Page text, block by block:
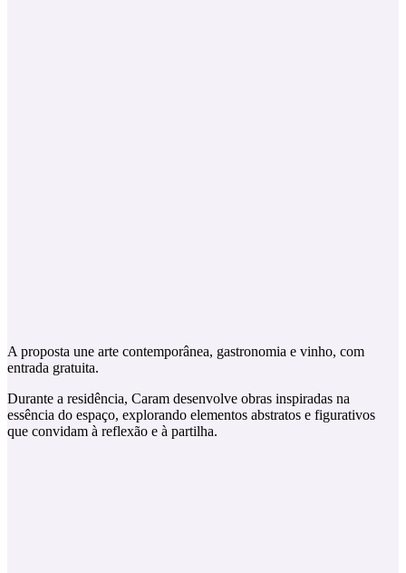
A proposta une arte contemporânea, gastronomia e vinho, com
entrada gratuita.
Durante a residência, Caram desenvolve obras inspiradas na
essência do espaço, explorando elementos abstratos e figurativos
que convidam à reflexão e à partilha.